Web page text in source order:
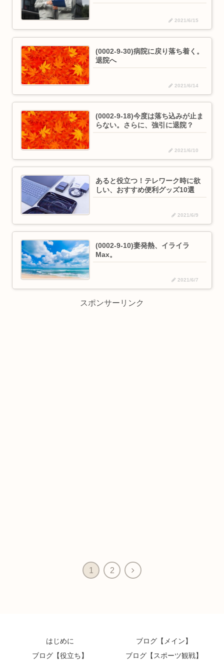
2021/6/15
(0002-9-30)病院に戻り落ち着く。
退院へ
2021/6/14
(0002-9-18)今度は落ち込みが止ま
らない。さらに、強引に退院？
2021/6/10
あると役立つ！テレワーク時に欲
しい、おすすめ便利グッズ10選
2021/6/9
(0002-9-10)妻発熱、イライラ
Max。
2021/6/7
スポンサーリンク
1 2
次
はじめに
ブログ【メイン】
ブログ【役立ち】
ブログ【スポーツ観戦】